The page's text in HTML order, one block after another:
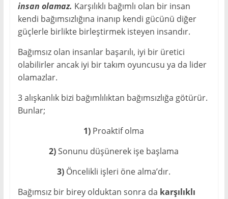
insan olamaz. Karşılıklı bağımlı olan bir insan
kendi bağımsızlığına inanıp kendi gücünü diğer
güçlerle birlikte birleştirmek isteyen insandır.
Bağımsız olan insanlar başarılı, iyi bir üretici
olabilirler ancak iyi bir takım oyuncusu ya da lider
olamazlar.
3 alışkanlık bizi bağımlılıktan bağımsızlığa götürür.
Bunlar;
1) Proaktif olma
2)Sonunu düşünerek işe başlama
3) Öncelikli işleri öne alma’dır.
Bağımsız bir birey olduktan sonra da karşılıklı